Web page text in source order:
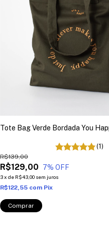
Tote Bag Verde Bordada You
(1)
R$129,00
R$139,00
7% OFF
3x de R$43,00 sem juros
R$122,55 com Pix